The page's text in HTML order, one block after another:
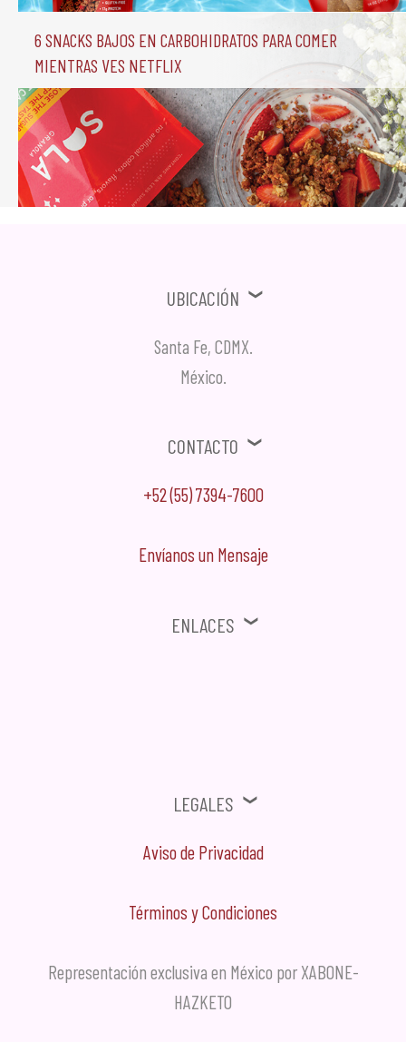
6 Snacks Bajos en Carbohidratos para comer
mientras ves Netflix
Ubicación
Santa Fe, CDMX.
México.
Contacto
+52 (55) 7394-7600
Envíanos un Mensaje
Enlaces
Legales
Aviso de Privacidad
Términos y Condiciones
Representación exclusiva en México por XABONE-
HAZKETO